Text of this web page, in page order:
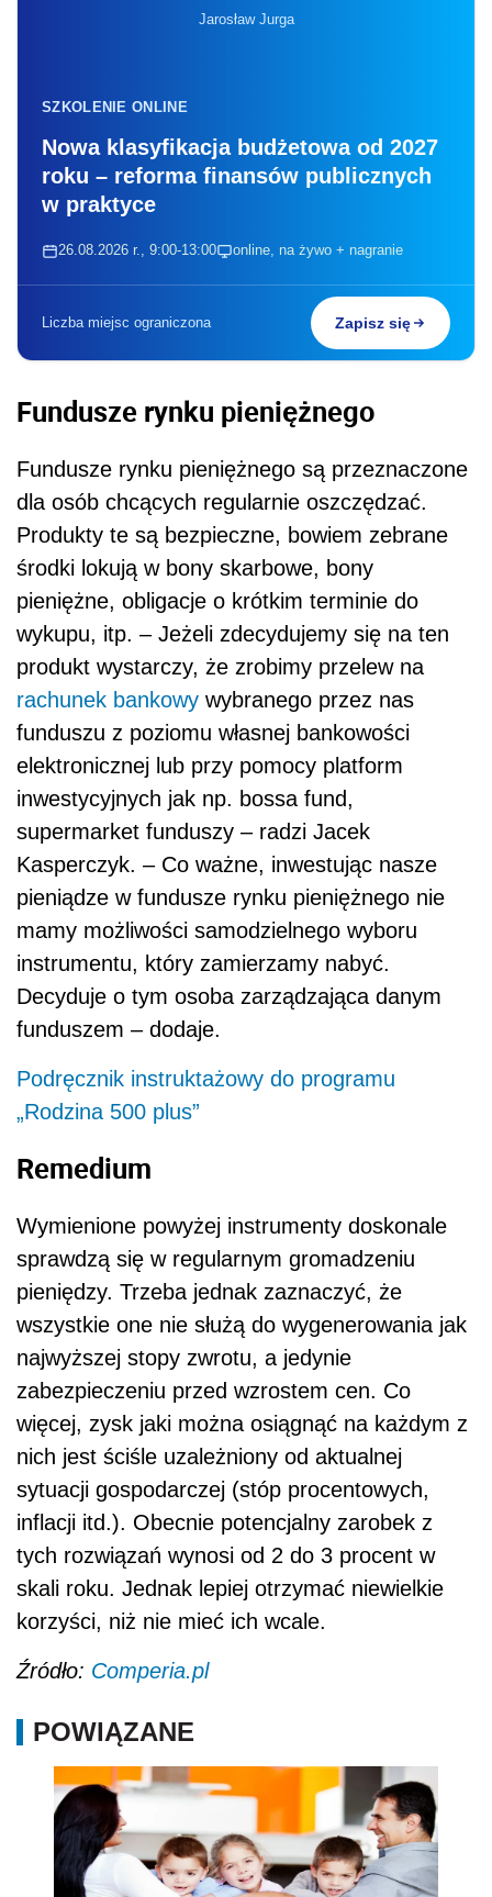
Jarosław Jurga
SZKOLENIE ONLINE
Nowa klasyfikacja budżetowa od 2027
roku – reforma finansów publicznych
w praktyce
26.08.2026 r., 9:00-13:00 online, na żywo + nagranie
Liczba miejsc ograniczona Zapisz się
Fundusze rynku pieniężnego
Fundusze rynku pieniężnego są przeznaczone
dla osób chcących regularnie oszczędzać.
Produkty te są bezpieczne, bowiem zebrane
środki lokują w bony skarbowe, bony
pieniężne, obligacje o krótkim terminie do
wykupu, itp. – Jeżeli zdecydujemy się na ten
produkt wystarczy, że zrobimy przelew na
rachunek bankowy wybranego przez nas
funduszu z poziomu własnej bankowości
elektronicznej lub przy pomocy platform
inwestycyjnych jak np. bossa fund,
supermarket funduszy – radzi Jacek
Kasperczyk. – Co ważne, inwestując nasze
pieniądze w fundusze rynku pieniężnego nie
mamy możliwości samodzielnego wyboru
instrumentu, który zamierzamy nabyć.
Decyduje o tym osoba zarządzająca danym
funduszem – dodaje.
Podręcznik instruktażowy do programu
„Rodzina 500 plus”
Remedium
Wymienione powyżej instrumenty doskonale
sprawdzą się w regularnym gromadzeniu
pieniędzy. Trzeba jednak zaznaczyć, że
wszystkie one nie służą do wygenerowania jak
najwyższej stopy zwrotu, a jedynie
zabezpieczeniu przed wzrostem cen. Co
więcej, zysk jaki można osiągnąć na każdym z
nich jest ściśle uzależniony od aktualnej
sytuacji gospodarczej (stóp procentowych,
inflacji itd.). Obecnie potencjalny zarobek z
tych rozwiązań wynosi od 2 do 3 procent w
skali roku. Jednak lepiej otrzymać niewielkie
korzyści, niż nie mieć ich wcale.
Źródło: Comperia.pl
POWIĄZANE